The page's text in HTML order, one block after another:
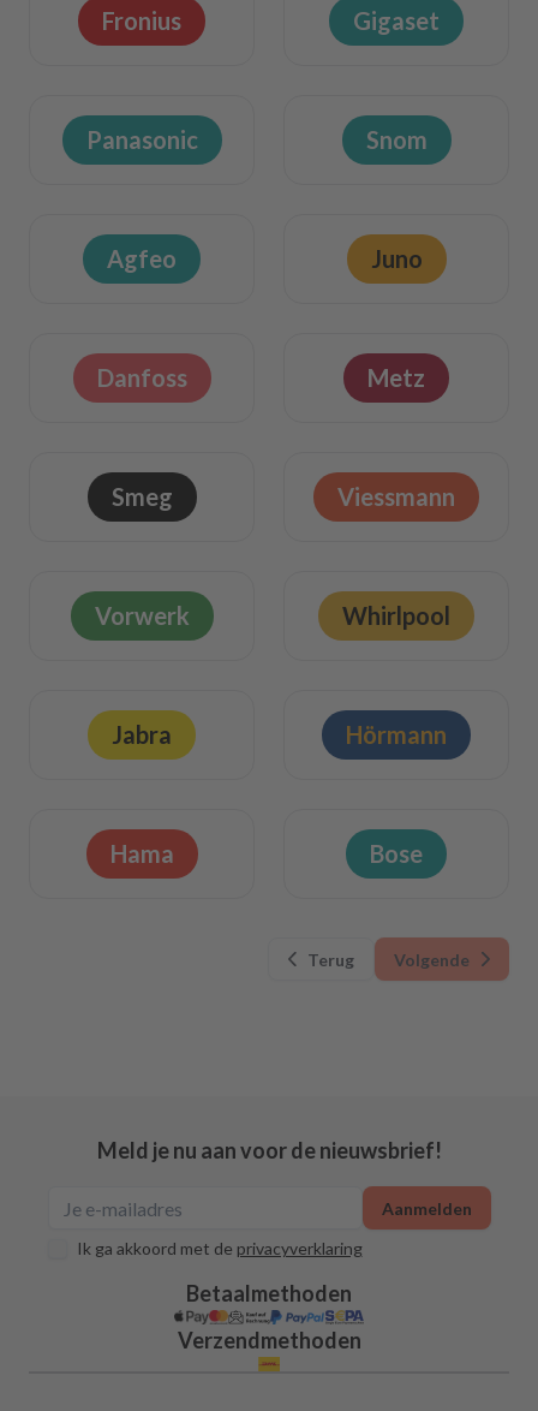
Fronius Gigaset
Panasonic Snom
Agfeo Juno
Danfoss Metz
Smeg Viessmann
Vorwerk Whirlpool
Jabra Hörmann
Hama Bose
Terug Volgende
Meld je nu aan voor de nieuwsbrief!
Ik ga akkoord met de privacyverklaring
Aanmelden
Betaalmethoden
Verzendmethoden